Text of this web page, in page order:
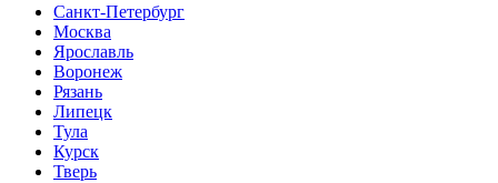
Санкт-Петербург
Москва
Ярославль
Воронеж
Рязань
Липецк
Тула
Курск
Тверь